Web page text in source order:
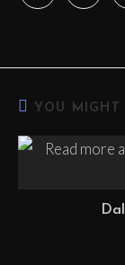
YOU